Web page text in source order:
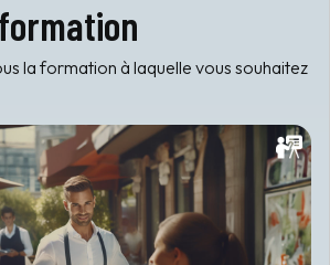
la formation à laquelle vous souhaitez